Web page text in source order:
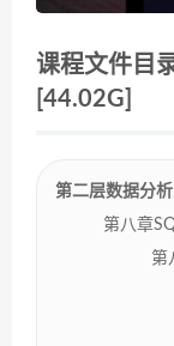
课程文件目
[44.02G]
第二层数据分
第八章
第